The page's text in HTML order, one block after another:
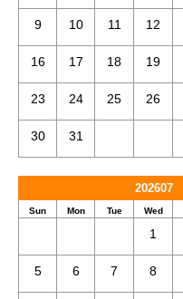
9 10 11 12
16 17 18 19
23 24 25 26
30 31
202607
Sun Mon Tue Wed
1
5 6 7 8